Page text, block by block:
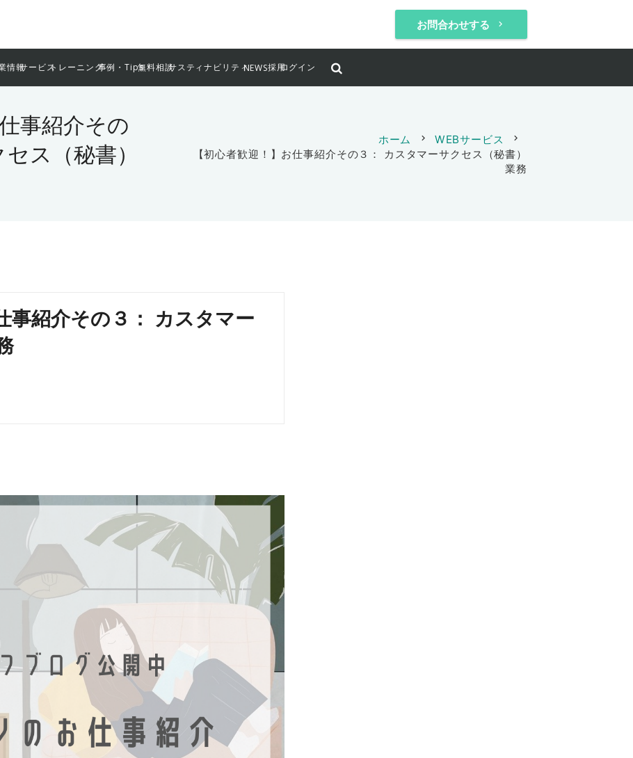
お問合わせする keyboard_arrow_right
情報サービストレーニング事例・Tips無料相談サスティナビリティNEWS採用ログイン
事紹介その
ス（秘書）
ホーム chevron_right WEBサービス chevron_right
【初心者歓迎！】お仕事紹介その３： カスタマーサクセス（秘書）
業務
事紹介その３： カスタマー